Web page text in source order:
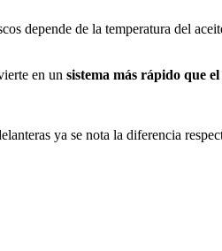
depende de la temperatura del
en un sistema más rápido que
ya se nota la diferencia